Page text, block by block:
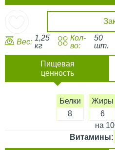
Вес: 1,25
кг
Кол-
во:
50
шт.
Пищевая
ценность
Белки
8
Жиры
6
на
Витамины: